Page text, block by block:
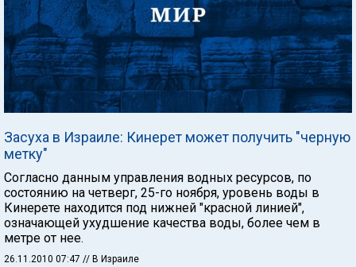
Засуха в Израиле: Кинерет может получить "черную
метку"
Согласно данным управления водных ресурсов, по
состоянию на четверг, 25-го ноября, уровень воды в
Кинерете находится под нижней "красной линией",
означающей ухудшение качества воды, более чем в
метре от нее.
26.11.2010 07:47 // В Израиле